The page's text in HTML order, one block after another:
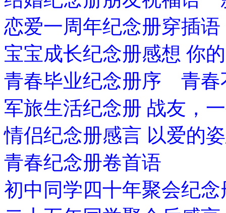
恋爱一周年纪念册穿插
宝宝成长纪念册感想 你
青春毕业纪念册序 青春
军旅生活纪念册 战友，
情侣纪念册感言 以爱的
青春纪念册卷首语
初中同学四十年聚会纪